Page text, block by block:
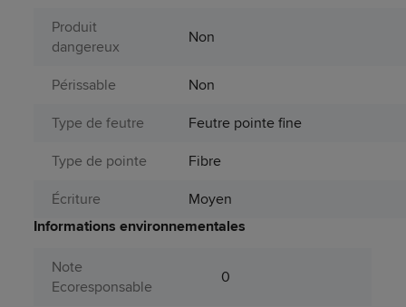
Produit
dangereux
Non
Périssable
Non
Type de feutre
Feutre pointe fine
Type de pointe
Fibre
Écriture
Moyen
Informations environnementales
Note
Ecoresponsable
0